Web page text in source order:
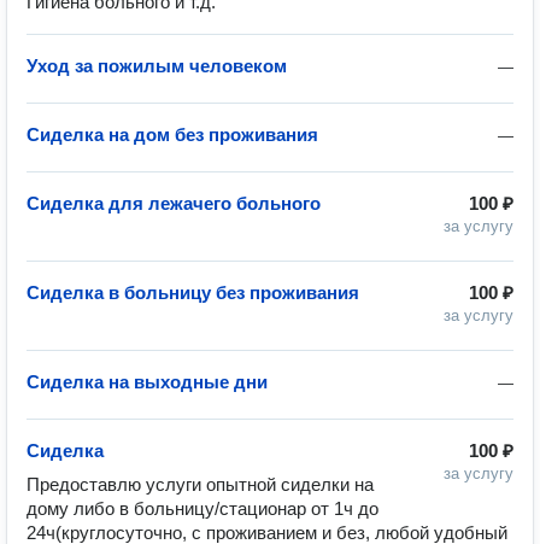
—
Уход за пожилым человеком
—
Сиделка на дом без проживания
100 ₽
за услугу
Сиделка для лежачего больного
100 ₽
за услугу
Сиделка в больницу без проживания
—
Сиделка на выходные дни
100 ₽
за услугу
Сиделка
Предоставлю услуги опытной сиделки на
дому либо в больницу/стационар от 1ч до
24ч(круглосуточно, с проживанием и без, любой удобный